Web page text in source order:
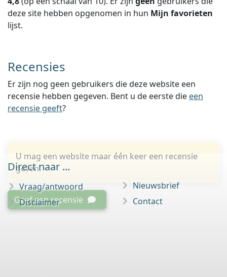
deze site hebben opgenomen in hun Mijn favorieten
lijst.
Recensies
Er zijn nog geen gebruikers die deze website een
recensie hebben gegeven. Bent u de eerste die een
recensie geeft?
U mag een website maar één keer een recensie
geven.
Geef een recensie
Direct naar ...
Vraag/antwoord
Disclaimer
Nieuwsbrief
Contact